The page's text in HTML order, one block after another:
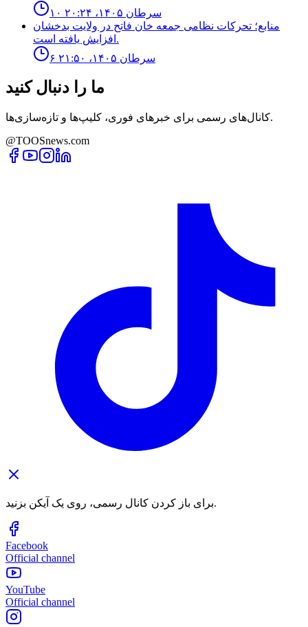
۱۰ سرطان ۱۴۰۵، ۲۰:۲۴
منابع؛ تحركات نظامى جمعه خان فاتح در ولايت بدخشان
افزايش يافته است.
۶ سرطان ۱۴۰۵، ۲۱:۵۰
ما را دنبال کنید
کانال‌های رسمی برای خبرهای فوری، کلیپ‌ها و تازه‌سازی‌ها.
@TOOSnews.com
برای باز کردن کانال رسمی، روی یک آیکن بزنید.
Facebook
Official channel
YouTube
Official channel